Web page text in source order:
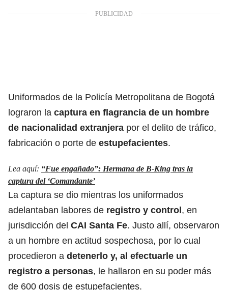
Uniformados de la Policía Metropolitana de Bogotá
lograron la captura en flagrancia de un hombre
de nacionalidad extranjera por el delito de tráfico,
fabricación o porte de estupefacientes.
Lea aquí: “Fue engañado”: Hermana de B-King tras la
captura del ‘Comandante’
La captura se dio mientras los uniformados
adelantaban labores de registro y control, en
jurisdicción del CAI Santa Fe. Justo allí, observaron
a un hombre en actitud sospechosa, por lo cual
procedieron a detenerlo y, al efectuarle un
registro a personas, le hallaron en su poder más
de 600 dosis de estupefacientes.